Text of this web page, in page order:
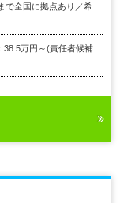
で全国に拠点あり／希
38.5万円～(責任者候補